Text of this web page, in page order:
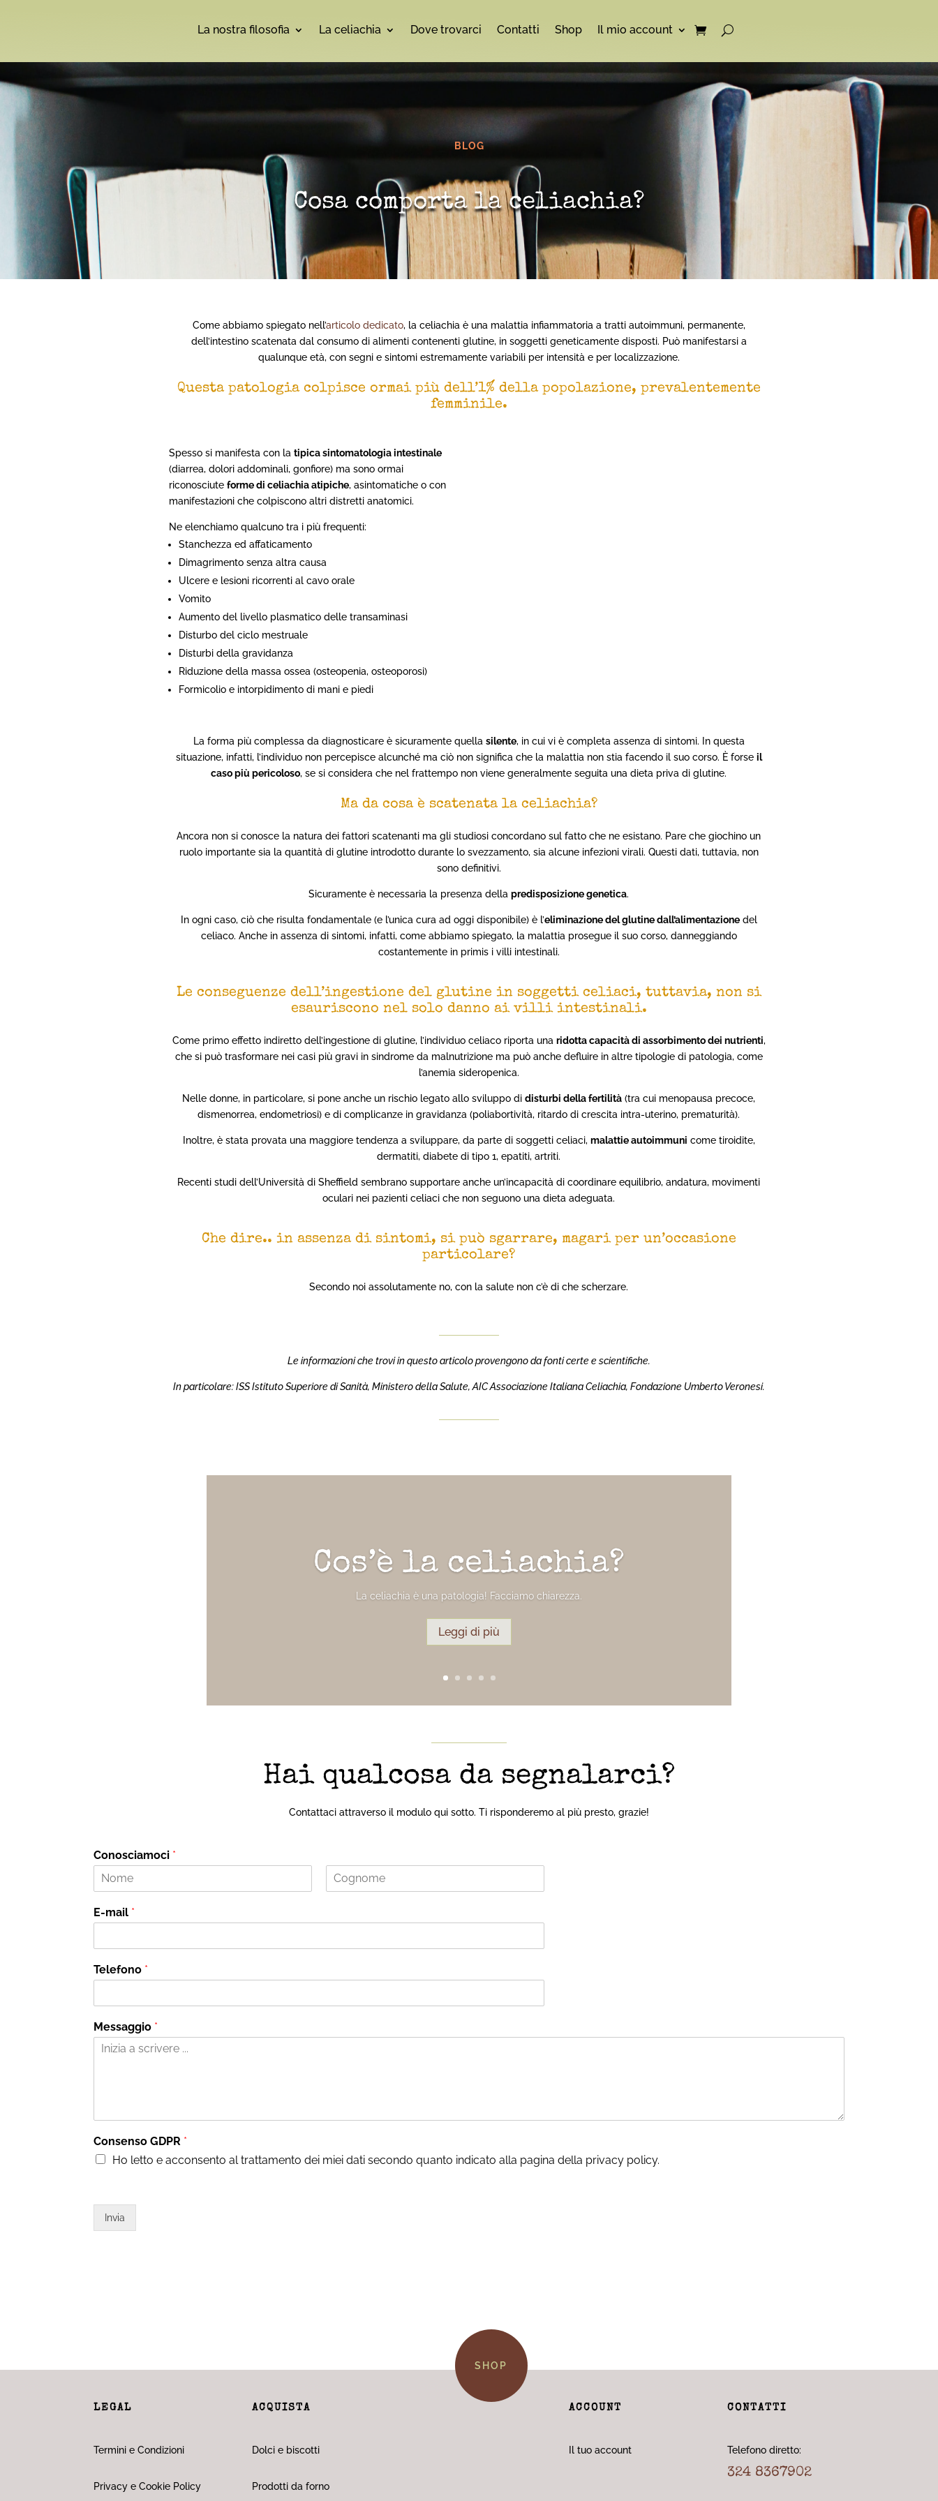
La nostra filosofia La celiachia Dove trovarci Contatti Shop Il mio account
BLOG
Cosa comporta la celiachia?
Come abbiamo spiegato nell’articolo dedicato, la celiachia è una malattia infiammatoria a tratti autoimmuni, permanente,
dell’intestino scatenata dal consumo di alimenti contenenti glutine, in soggetti geneticamente disposti. Può manifestarsi a
qualunque età, con segni e sintomi estremamente variabili per intensità e per localizzazione.
Questa patologia colpisce ormai più dell’1% della popolazione, prevalentemente
femminile.
Spesso si manifesta con la tipica sintomatologia intestinale
(diarrea, dolori addominali, gonfiore) ma sono ormai
riconosciute forme di celiachia atipiche, asintomatiche o con
manifestazioni che colpiscono altri distretti anatomici.
Ne elenchiamo qualcuno tra i più frequenti:
Stanchezza ed affaticamento
Dimagrimento senza altra causa
Ulcere e lesioni ricorrenti al cavo orale
Vomito
Aumento del livello plasmatico delle transaminasi
Disturbo del ciclo mestruale
Disturbi della gravidanza
Riduzione della massa ossea (osteopenia, osteoporosi)
Formicolio e intorpidimento di mani e piedi
La forma più complessa da diagnosticare è sicuramente quella silente, in cui vi è completa assenza di sintomi. In questa
situazione, infatti, l’individuo non percepisce alcunché ma ciò non significa che la malattia non stia facendo il suo corso. È forse il
caso più pericoloso, se si considera che nel frattempo non viene generalmente seguita una dieta priva di glutine.
Ma da cosa è scatenata la celiachia?
Ancora non si conosce la natura dei fattori scatenanti ma gli studiosi concordano sul fatto che ne esistano. Pare che giochino un
ruolo importante sia la quantità di glutine introdotto durante lo svezzamento, sia alcune infezioni virali. Questi dati, tuttavia, non
sono definitivi.
Sicuramente è necessaria la presenza dellapredisposizione genetica.
In ogni caso, ciò che risulta fondamentale (e l’unica cura ad oggi disponibile) è l’eliminazione del glutine dall’alimentazionedel
celiaco. Anche in assenza di sintomi, infatti, come abbiamo spiegato, la malattia prosegue il suo corso, danneggiando
costantemente in primis i villi intestinali.
Le conseguenze dell’ingestione del glutine in soggetti celiaci, tuttavia, non si
esauriscono nel solo danno ai villi intestinali.
Come primo effetto indiretto dell’ingestione di glutine, l’individuo celiaco riporta una ridotta capacità di assorbimento dei nutrienti,
che si può trasformare nei casi più gravi in sindrome da malnutrizione ma può anche defluire in altre tipologie di patologia, come
l’anemia sideropenica.
Nelle donne, in particolare, si pone anche un rischio legato allo sviluppo didisturbi della fertilità (tra cui menopausa precoce,
dismenorrea, endometriosi) e di complicanze in gravidanza (poliabortività, ritardo di crescita intra-uterino, prematurità).
Inoltre, è stata provata una maggiore tendenza a sviluppare, da parte di soggetti celiaci, malattie autoimmuni come tiroidite,
dermatiti, diabete di tipo 1, epatiti, artriti.
Recenti studi dell’Università di Sheffield sembrano supportare anche un’incapacità di coordinare equilibrio, andatura, movimenti
oculari nei pazienti celiaci che non seguono una dieta adeguata.
Che dire.. in assenza di sintomi, si può sgarrare, magari per un’occasione
particolare?
Secondo noi assolutamente no, con la salute non c’è di che scherzare.
Le informazioni che trovi in questo articolo provengono da fonti certe e scientifiche.
In particolare: ISS Istituto Superiore di Sanità, Ministero della Salute, AIC Associazione Italiana Celiachia, Fondazione Umberto Veronesi.
Cos’è la celiachia?
La celiachia è una patologia! Facciamo chiarezza.
Leggi di più
Hai qualcosa da segnalarci?
Contattaci attraverso il modulo qui sotto. Ti risponderemo al più presto, grazie!
Conosciamoci *
o
m
m
E-mail *
Telefono *
Messaggio *
Consenso GDPR *
Ho letto e acconsento al trattamento dei miei dati secondo quanto indicato alla pagina della privacy policy.
Invia
LEGAL
Termini e Condizioni
Privacy e Cookie Policy
ACQUISTA
Dolci e biscotti
Prodotti da forno
SHOP
ACCOUNT
Il tuo account
CONTATTI
Telefono diretto:
324 8367902